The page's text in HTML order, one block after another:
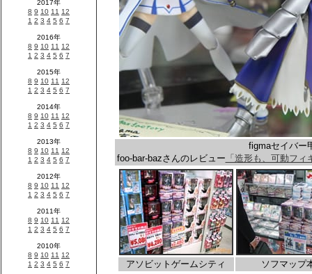
figmaセイバー
foo-bar-bazさんのレビュー 「造形も、可動フ
アソビットゲームシティ ソフマップ